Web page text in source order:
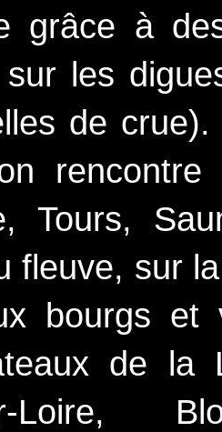
grâce à
sur les
de
Tours,
fleuve, sur
bourgs et
de la
Loire,